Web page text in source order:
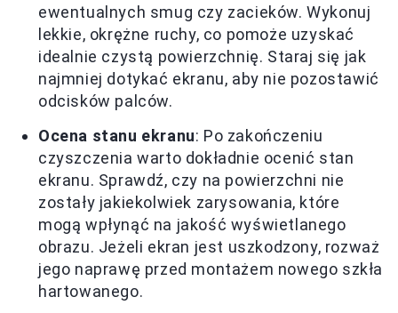
ewentualnych smug czy zacieków. Wykonuj
lekkie, okrężne ruchy, co pomoże uzyskać
idealnie czystą powierzchnię. Staraj się jak
najmniej dotykać ekranu, aby nie pozostawić
odcisków palców.
Ocena stanu ekranu: Po zakończeniu
czyszczenia warto dokładnie ocenić stan
ekranu. Sprawdź, czy na powierzchni nie
zostały jakiekolwiek zarysowania, które
mogą wpłynąć na jakość wyświetlanego
obrazu. Jeżeli ekran jest uszkodzony, rozważ
jego naprawę przed montażem nowego szkła
hartowanego.